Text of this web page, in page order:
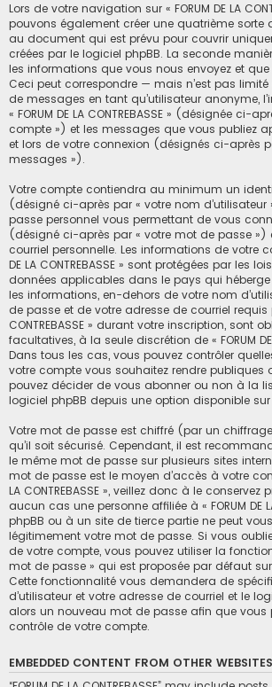
Lors de votre navigation sur « FORUM DE LA
pouvons également créer une quatrième sorte
au document qui est prévu pour couvrir
créées par le logiciel phpBB. La seconde
les informations que vous nous envoyez et
Ceci peut correspondre — mais n’est pas
de messages en tant qu’utilisateur anonyme,
« FORUM DE LA CONTREBASSE » (désignée ci-
compte ») et les messages que vous publiez
et lors de votre connexion (désignés ci-après
messages »).
Votre compte contiendra au minimum un
(désigné ci-après par « votre nom
passe personnel vous permettant de vous
(désigné ci-après par « votre mot de passe »)
courriel personnelle. Les informations de votre
DE LA CONTREBASSE » sont protégées par les
données applicables dans le pays qui héberge
les informations, en-dehors de votre nom
de passe et de votre adresse de courriel requis
CONTREBASSE » durant votre inscription, sont
facultatives, à la seule discrétion de « FORUM DE
Dans tous les cas, vous pouvez contrôler
votre compte vous souhaitez rendre publiques
pouvez décider de vous abonner ou non à la
logiciel phpBB depuis une option disponible
Votre mot de passe est chiffré (par un
qu’il soit sécurisé. Cependant, il est
le même mot de passe sur plusieurs sites
mot de passe est le moyen d’accès à votre
LA CONTREBASSE », veillez donc à le conservez
aucun cas une personne affiliée à « FORUM DE
phpBB ou à un site de tierce partie ne peut
légitimement votre mot de passe. Si vous
de votre compte, vous pouvez utiliser la
mot de passe » qui est proposée par défaut
Cette fonctionnalité vous demandera de
d’utilisateur et votre adresse de courriel et le
alors un nouveau mot de passe afin que vous
contrôle de votre compte.
EMBEDDED CONTENT FROM OTHER WEBSITES